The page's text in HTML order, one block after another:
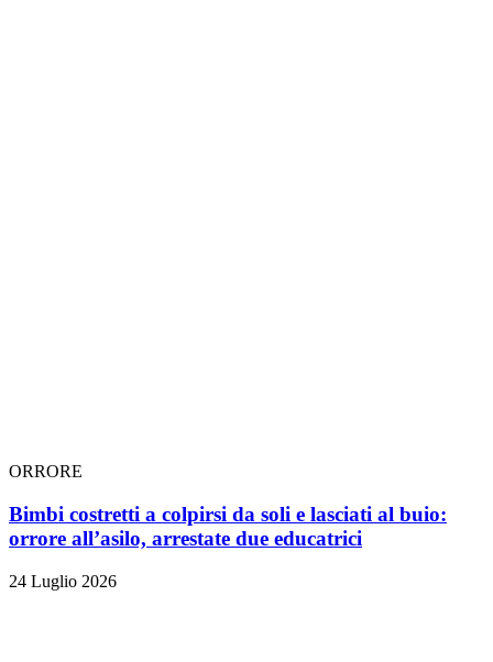
ORRORE
Bimbi costretti a colpirsi da soli e lasciati al buio:
orrore all’asilo, arrestate due educatrici
24 Luglio 2026